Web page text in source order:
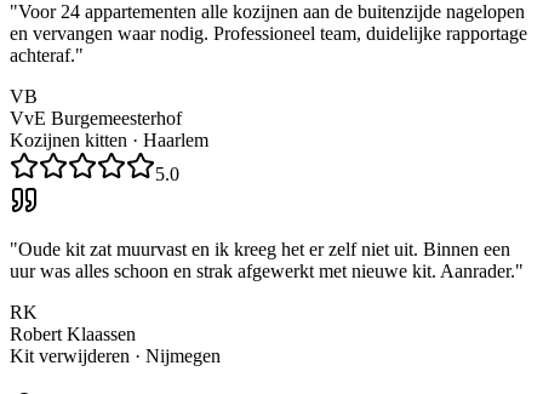
"Voor 24 appartementen alle kozijnen aan de buitenzijde nagelopen
en vervangen waar nodig. Professioneel team, duidelijke rapportage
achteraf."
VB
VvE Burgemeesterhof
Kozijnen kitten · Haarlem
5.0
"Oude kit zat muurvast en ik kreeg het er zelf niet uit. Binnen een
uur was alles schoon en strak afgewerkt met nieuwe kit. Aanrader."
RK
Robert Klaassen
Kit verwijderen · Nijmegen